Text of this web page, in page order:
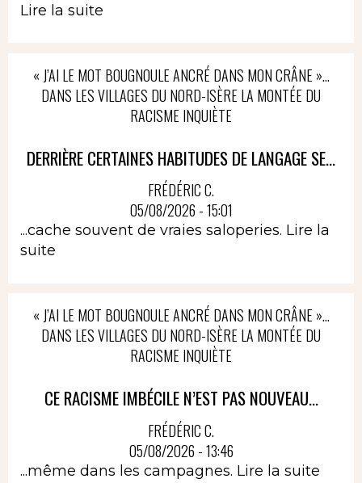
Lire la suite
« J’AI LE MOT BOUGNOULE ANCRÉ DANS MON CRÂNE »…
DANS LES VILLAGES DU NORD-ISÈRE LA MONTÉE DU
RACISME INQUIÈTE
DERRIÈRE CERTAINES HABITUDES DE LANGAGE SE...
FRÉDÉRIC C.
05/08/2026 - 15:01
...cache souvent de vraies saloperies. Lire la
suite
« J’AI LE MOT BOUGNOULE ANCRÉ DANS MON CRÂNE »…
DANS LES VILLAGES DU NORD-ISÈRE LA MONTÉE DU
RACISME INQUIÈTE
CE RACISME IMBÉCILE N’EST PAS NOUVEAU...
FRÉDÉRIC C.
05/08/2026 - 13:46
...même dans les campagnes. Lire la suite